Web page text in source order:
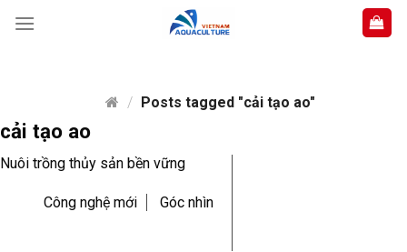
/ Posts tagged "cải tạo ao"
cải tạo ao
Nuôi trồng thủy sản bền vững
Công nghệ mới Góc nhìn